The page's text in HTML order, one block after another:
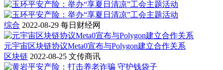
综合 2022-08-29 每日财经网
元宇宙区块链协议Meta0宣布与Polygon建立合作关系
区块链 2022-08-25 文传商讯